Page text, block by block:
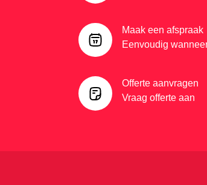
Maak een afspraak
Eenvoudig
Offerte aanvragen
Vraag offerte aan